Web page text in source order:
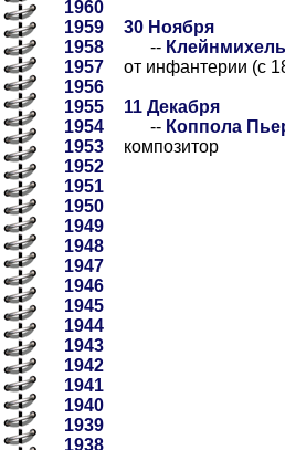
1960
1959
1958
1957
1956
1955
1954
1953
1952
1951
1950
1949
1948
1947
1946
1945
1944
1943
1942
1941
1940
1939
1938
30 Ноября
--
от инфантерии (с
11 Декабря
-- Коппола
композитор